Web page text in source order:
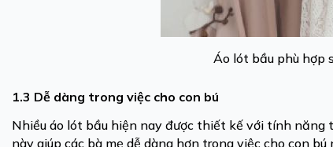
Áo lót bầu phù hợp
1.3 Dễ dàng trong việc cho con bú
Nhiều áo lót bầu hiện nay được thiết kế với tính năng
này giúp các bà mẹ dễ dàng hơn trong việc cho con